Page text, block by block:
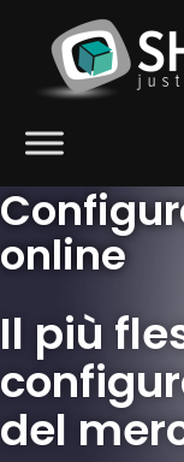
online
Il più
del